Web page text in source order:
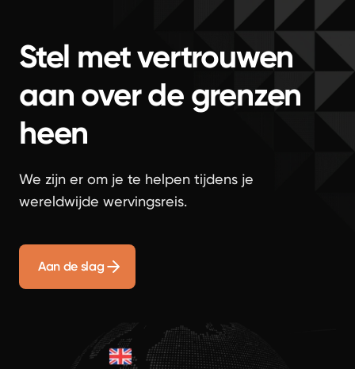
Stel met vertrouwen
aan over de grenzen
heen
We zijn er om je te helpen tijdens je
wereldwijde wervingsreis.
Aan de slag